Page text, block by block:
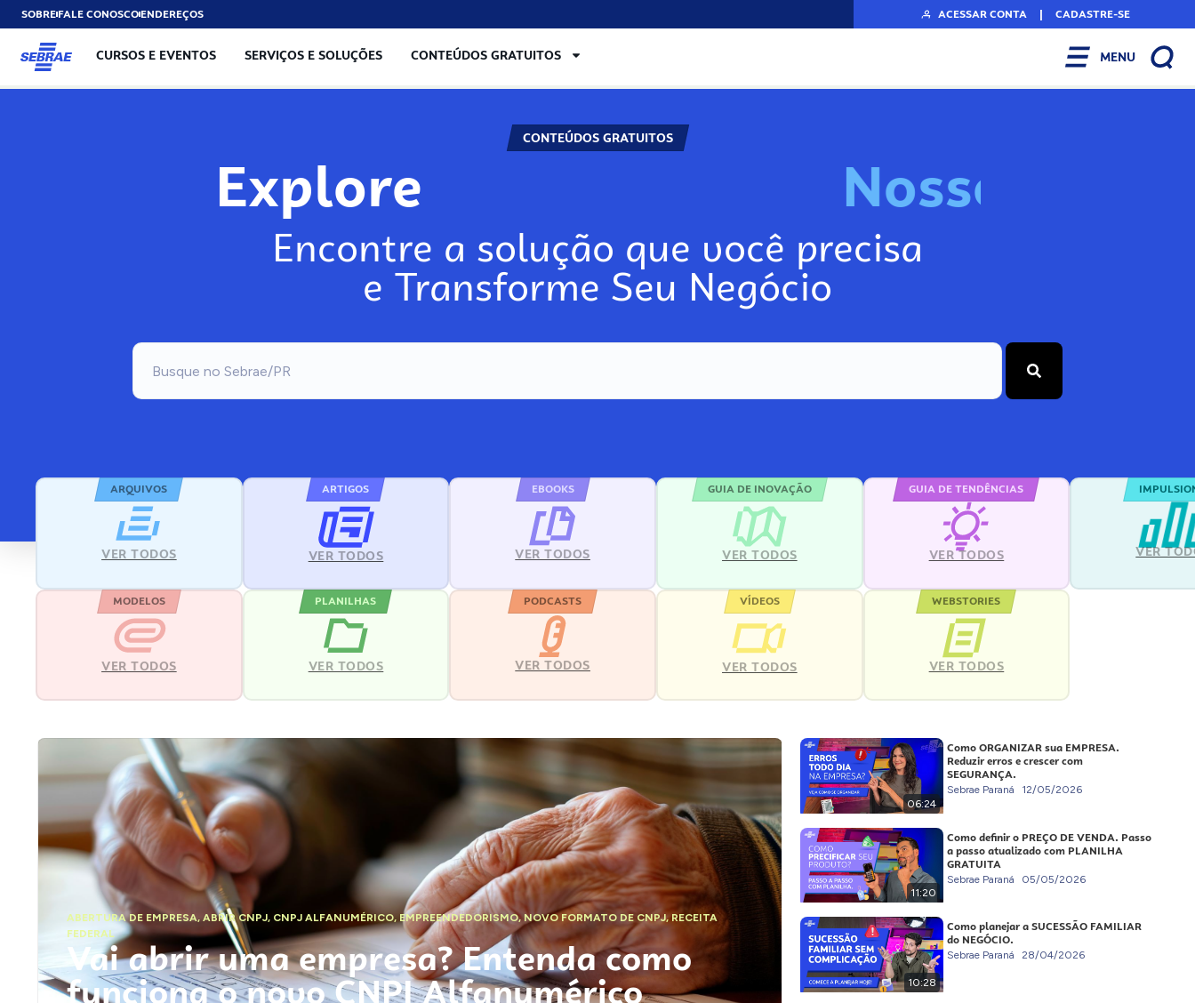
SOBREFALE CONOSCOENDEREÇOS ACESSAR CONTA | CADASTRE-SE
CURSOS E EVENTOS SERVIÇOS E SOLUÇÕES CONTEÚDOS GRATUITOS MENU
CONTEÚDOS GRATUITOS
Explore Nosso
Encontre a solução que você precisa
e Transforme Seu Negócio
ARQUIVOS
VER TODOS
ARTIGOS
VER TODOS
EBOOKS
VER TODOS
GUIA DE INOVAÇÃO
VER TODOS
GUIA DE TENDÊNCIAS
VER TODOS VER
MODELOS
VER TODOS
PLANILHAS
VER TODOS
PODCASTS
VER TODOS
VÍDEOS
VER TODOS
WEBSTORIES
VER TODOS
ABERTURA DE EMPRESA,ABRIR CNPJ, CNPJ ALFANUMÉRICO, EMPREENDEDORISMO,NOVO FORMATO DE CNPJ,RECEITA
FEDERAL
Vai abrir uma empresa? Entenda como
funciona o novo CNPJ Alfanumérico
06:24
Como ORGANIZAR sua EMPRESA.
Reduzir erros e crescer com
SEGURANÇA.
Sebrae Paraná 12/05/2026
11:20
Como definir o PREÇO DE VENDA. Passo
a passo atualizado com PLANILHA
GRATUITA
Sebrae Paraná 05/05/2026
10:28
Como planejar a SUCESSÃO FAMILIAR
do NEGÓCIO.
Sebrae Paraná 28/04/2026